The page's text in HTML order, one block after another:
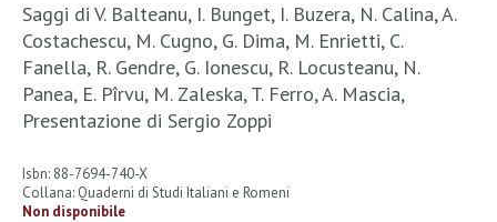
Saggi di V. Balteanu, I. Bunget, I. Buzera, N. Calina, A.
Costachescu, M. Cugno, G. Dima, M. Enrietti, C.
Fanella, R. Gendre, G. Ionescu, R. Locusteanu, N.
Panea, E. Pîrvu, M. Zaleska, T. Ferro, A. Mascia,
Presentazione di Sergio Zoppi
Isbn: 88-7694-740-X
Collana: Quaderni di Studi Italiani e Romeni
Non disponibile